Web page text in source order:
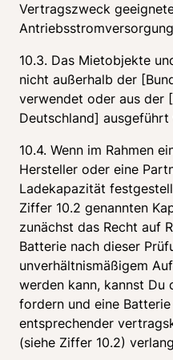
Vertragszweck
10.3. Das Mietobjekte
nicht außerhalb der
verwendet oder aus der
Deutschland] ausgeführt
10.4. Wenn im Rahmen
Hersteller oder eine
Ladekapazität
Ziffer 10.2 genannten
zunächst das Recht auf
Batterie nach dieser
unverhältnismäßigem
werden kann, kannst Du
fordern und eine
entsprechender
(siehe Ziffer 10.2)